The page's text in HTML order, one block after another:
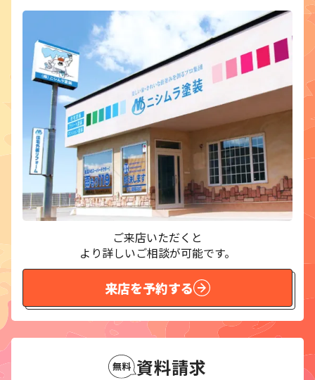
ご来店いただくと
より詳しいご相談が可能です。
来店を予約する
資料請求